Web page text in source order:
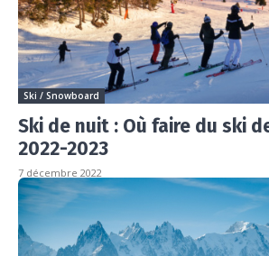
Ski / Snowboard
Ski de nuit : Où faire du ski
2022-2023
7 décembre 2022